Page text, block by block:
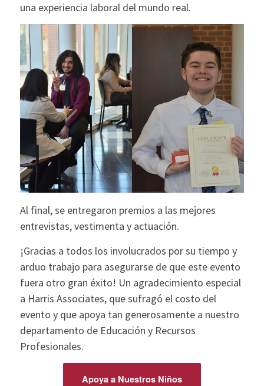
una experiencia laboral del mundo real.
Al final, se entregaron premios a las mejores
entrevistas, vestimenta y actuación.
¡Gracias a todos los involucrados por su tiempo y
arduo trabajo para asegurarse de que este evento
fuera otro gran éxito! Un agradecimiento especial
a Harris Associates, que sufragó el costo del
evento y que apoya tan generosamente a nuestro
departamento de Educación y Recursos
Profesionales.
Apoya a Nuestros Niños